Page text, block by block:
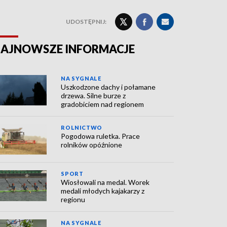
UDOSTĘPNIJ:
INFORMACJE
NA SYGNALE
Uszkodzone dachy i połamane
drzewa. Silne burze z
gradobiciem nad regionem
ROLNICTWO
Pogodowa ruletka. Prace
rolników opóźnione
SPORT
Wiosłowali na medal. Worek
medali młodych kajakarzy z
regionu
NA SYGNALE